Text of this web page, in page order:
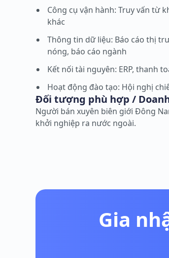
Công cụ vận hành: Truy vấn từ
khác
Thông tin dữ liệu: Báo cáo thị
nóng, báo cáo ngành
Kết nối tài nguyên: ERP, thanh
Hoạt động đào tạo: Hội nghị
Đối tượng phù hợp /
Người bán xuyên biên giới Đông
khởi nghiệp ra nước ngoài.
Gia